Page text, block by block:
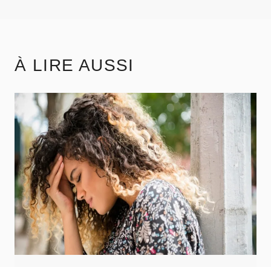
À LIRE AUSSI